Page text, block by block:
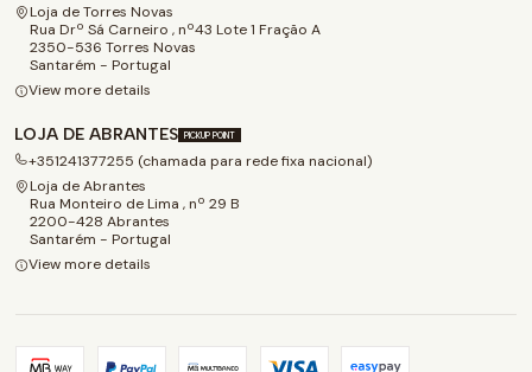
Loja de Torres Novas
Rua Drº Sá Carneiro , nº43 Lote 1 Fração A
2350-536 Torres Novas
Santarém - Portugal
View more details
LOJA DE ABRANTES PICKUP POINT
+351241377255 (chamada para rede fixa nacional)
Loja de Abrantes
Rua Monteiro de Lima , nº 29 B
2200-428 Abrantes
Santarém - Portugal
View more details